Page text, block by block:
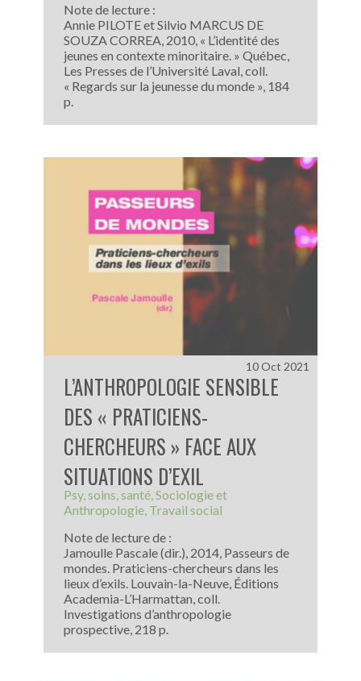
Note de lecture :
Annie PILOTE et Silvio MARCUS DE
SOUZA CORREA, 2010, « L’identité des
jeunes en contexte minoritaire. » Québec,
Les Presses de l’Université Laval, coll.
« Regards sur la jeunesse du monde », 184
p.
L’ANTHROPOLOGIE SENSIBLE
DES « PRATICIENS-
CHERCHEURS » FACE AUX
SITUATIONS D’EXIL
Psy, soins, santé Sociologie et
Anthropologie Travail social
Note de lecture de :
Jamoulle Pascale (dir.), 2014, Passeurs de
mondes. Praticiens-chercheurs dans les
lieux d’exils. Louvain-la-Neuve, Éditions
Academia-L’Harmattan, coll.
Investigations d’anthropologie
prospective, 218 p.
10 Oct 2021